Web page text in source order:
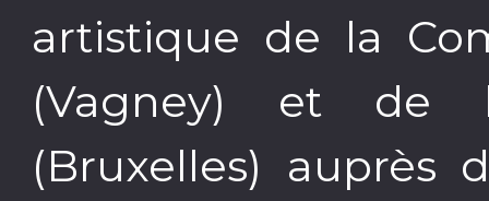
artistique de la
(Vagney) et de
(Bruxelles) auprès